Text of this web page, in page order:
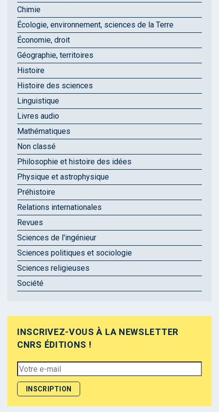
Chimie
Écologie, environnement, sciences de la Terre
Économie, droit
Géographie, territoires
Histoire
Histoire des sciences
Linguistique
Livres audio
Mathématiques
Non classé
Philosophie et histoire des idées
Physique et astrophysique
Préhistoire
Relations internationales
Revues
Sciences de l'ingénieur
Sciences politiques et sociologie
Sciences religieuses
Société
INSCRIVEZ-VOUS À LA NEWSLETTER
CNRS ÉDITIONS !